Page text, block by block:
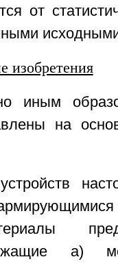
от
изобретения
иным
на
а)